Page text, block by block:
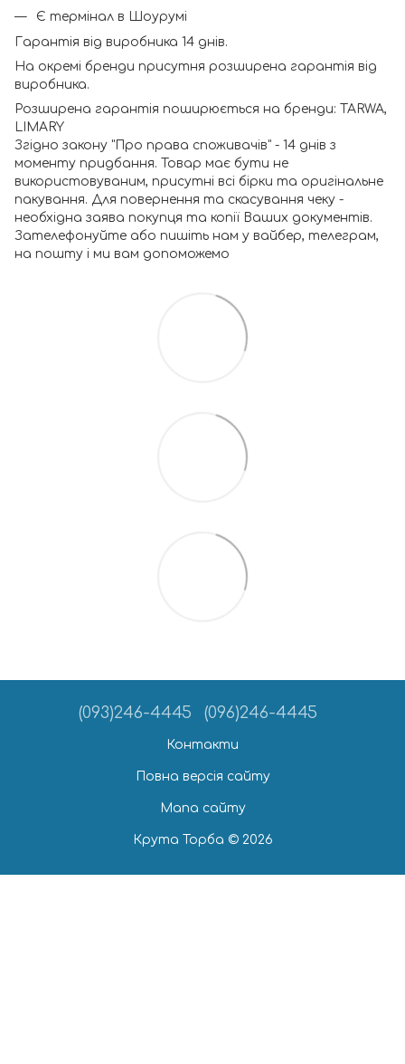
Є термінал в Шоурумі
Гарантія від виробника 14 днів.
На окремі бренди присутня розширена гарантія від
виробника.
Розширена гарантія поширюється на бренди: TARWA,
LIMARY
Згідно закону "Про права споживачів" - 14 днів з
моменту придбання. Товар має бути не
використовуваним, присутні всі бірки та оригінальне
пакування. Для повернення та скасування чеку -
необхідна заява покупця та копії Ваших документів.
Зателефонуйте або пишіть нам у вайбер, телеграм,
на пошту і ми вам допоможемо
(093)246-4445 (096)246-4445
Контакти
Повна версія сайту
Мапа сайту
Крута Торба © 2026